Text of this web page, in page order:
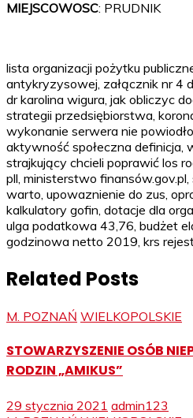
MIEJSCOWOSC: PRUDNIK
lista organizacji pożytku
antykryzysowej, załącznik nr 4
dr karolina wigura, jak obliczyc
strategii przedsiębiorstwa,
wykonanie serwera nie
aktywność społeczna definicja,
strajkujący chcieli poprawić los
pll, ministerstwo
warto, upowaznienie do zus,
kalkulatory gofin, dotacje dla
ulga podatkowa 43,76, budżet
godzinowa netto 2019, krs
Related Posts
M. POZNAŃ WIELKOPOLSKIE
STOWARZYSZENIE OSÓB
RODZIN „AMIKUS”
29 stycznia 2021 admin123